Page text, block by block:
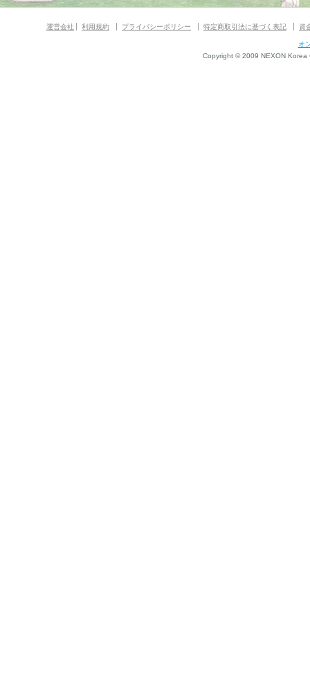
運営会社 利用規約 プライバシーポリシー 特定商取引法に基づく表記 資
オ
Copyright © 2009 NEXON Korea